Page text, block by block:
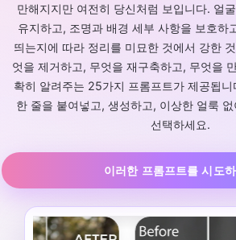
만해지지만 여전히 당신처럼 보입니다. 얼
유지하고, 조명과 배경 세부 사항을 보호하
띄는지에 따라 정리를 미묘한 것에서 강한
엇을 제거하고, 무엇을 재구축하고, 무엇을
확히 알려주는 25가지 프롬프트가 제공됩
한 줄을 붙여넣고, 생성하고, 이상한 얼룩
선택하세요.
이러한 프롬프트를 시도